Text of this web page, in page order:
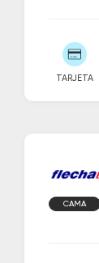
TARJETA
CAMA